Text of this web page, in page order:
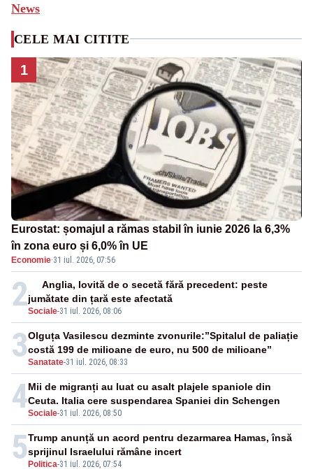
News
CELE MAI CITITE
1
Eurostat: șomajul a rămas stabil în iunie 2026 la 6,3%
în zona euro și 6,0% în UE
Economie·31 iul. 2026, 07:56
2Sociale-31 iul. 2026, 08:06
Anglia, lovită de o secetă fără precedent: peste
jumătate din țară este afectată
3Sanatate-31 iul. 2026, 08:33
Olguța Vasilescu dezminte zvonurile:”Spitalul de paliație
costă 199 de milioane de euro, nu 500 de milioane”
4Sociale-31 iul. 2026, 08:50
Mii de migranți au luat cu asalt plajele spaniole din
Ceuta. Italia cere suspendarea Spaniei din Schengen
5 Politica-31 iul. 2026, 07:54
Trump anunță un acord pentru dezarmarea Hamas, însă
sprijinul Israelului rămâne incert